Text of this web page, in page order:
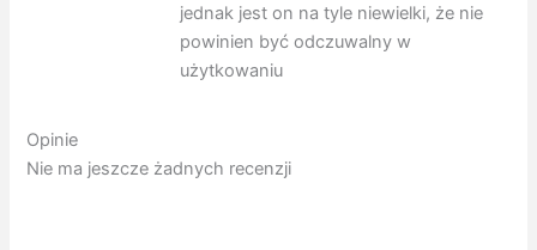
jednak jest on na tyle niewielki, że nie
powinien być odczuwalny w
użytkowaniu
Opinie
Nie ma jeszcze żadnych recenzji